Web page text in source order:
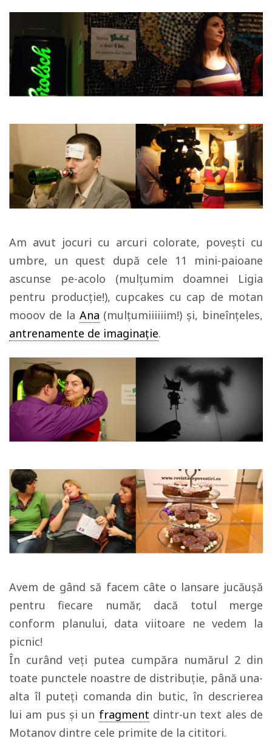
Am avut jocuri cu arcuri colorate, povești cu
umbre, un quest după cele 11 mini-paioane
ascunse pe-acolo (mulțumim doamnei Ligia
pentru producție!), cupcakes cu cap de motan
mooov de la Ana (mulțumiiiiiim!) și, bineînțeles,
antrenamente de imaginație.
Avem de gând să facem câte o lansare jucăușă
pentru fiecare număr, dacă totul merge
conform planului, data viitoare ne vedem la
picnic!
În curând veți putea cumpăra numărul 2 din
toate punctele noastre de distribuție, până una-
alta îl puteți comanda din butic, în descrierea
lui am pus și un fragment dintr-un text ales de
Motanov dintre cele primite de la cititori.